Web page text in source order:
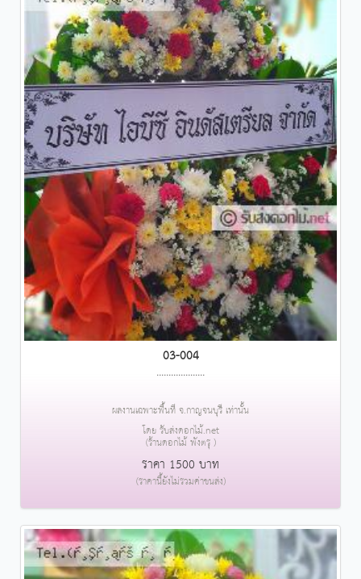
03-004
....................
ผลงานเฉพาะพื้นที่ จ.กาญจนบุรี เท่านั้น
โดย รับส่งดอกไม้.net
(ร้านดอกไม้ พังตรุ )
ราคา 1500 บาท
(ราคานี้ยังไม่รวมค่าขนส่ง)